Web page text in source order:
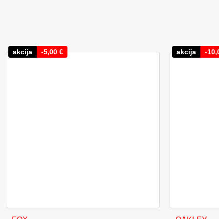
akcija -5,00 € akcija -